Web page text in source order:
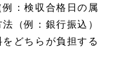
：検収合格日の属
（例：銀行振込）
どちらが負担する